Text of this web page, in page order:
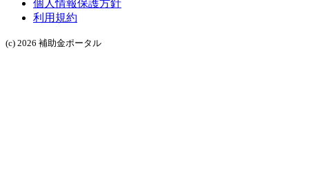
個人情報保護方針
利用規約
(c) 2026 補助金ポータル